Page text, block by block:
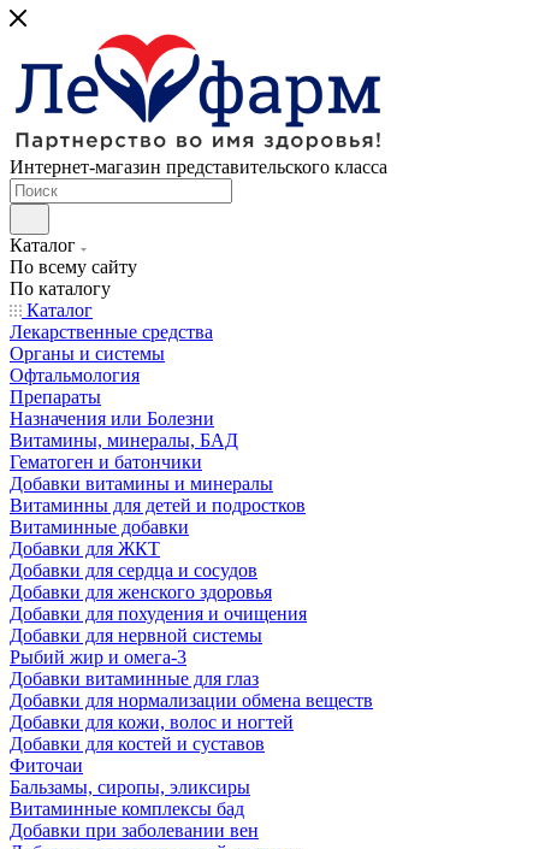
Интернет-магазин представительского класса
Каталог
По всему сайту
По каталогу
Каталог
Лекарственные средства
Органы и системы
Офтальмология
Препараты
Назначения или Болезни
Витамины, минералы, БАД
Гематоген и батончики
Добавки витамины и минералы
Витаминны для детей и подростков
Витаминные добавки
Добавки для ЖКТ
Добавки для сердца и сосудов
Добавки для женского здоровья
Добавки для похудения и очищения
Добавки для нервной системы
Рыбий жир и омега-3
Добавки витаминные для глаз
Добавки для нормализации обмена веществ
Добавки для кожи, волос и ногтей
Добавки для костей и суставов
Фиточаи
Бальзамы, сиропы, эликсиры
Витаминные комплексы бад
Добавки при заболевании вен